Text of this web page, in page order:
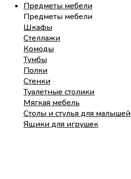
Предметы мебели
Предметы мебели
Шкафы
Стеллажи
Комоды
Тумбы
Полки
Стенки
Туалетные столики
Мягкая мебель
Столы и стулья для малышей
Ящики для игрушек